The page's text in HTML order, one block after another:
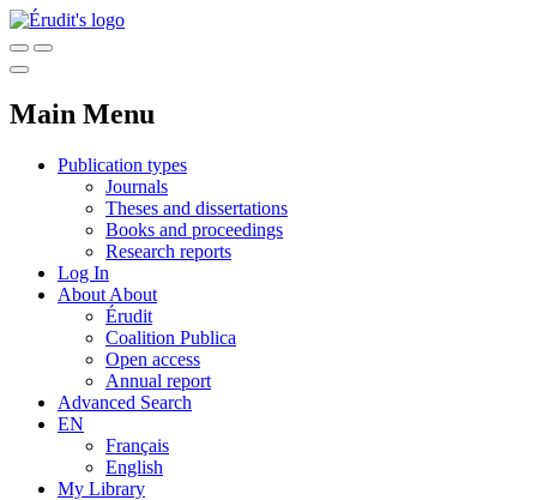
Main Menu
Publication types
Journals
Theses and dissertations
Books and proceedings
Research reports
Log In
About About
Érudit
Coalition Publica
Open access
Annual report
Advanced Search
EN
Français
English
My Library